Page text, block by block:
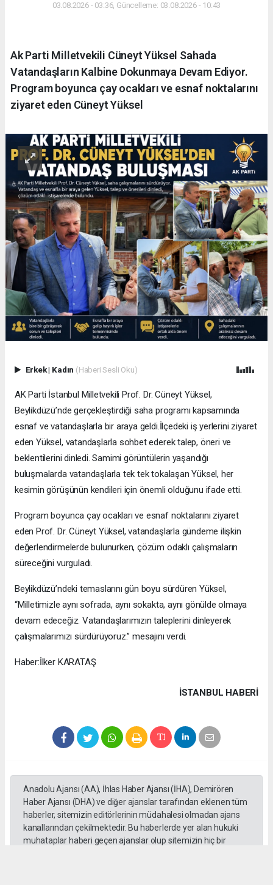
03.08.2026 - 03:36, Güncelleme: 03.08.2026 - 10:43
Ak Parti Milletvekili Cüneyt Yüksel Sahada
Vatandaşların Kalbine Dokunmaya Devam Ediyor.
Program boyunca çay ocakları ve esnaf noktalarını
ziyaret eden Cüneyt Yüksel
Erkek| Kadın (Haberi Sesli Oku)
AK Parti İstanbul Milletvekili Prof. Dr. Cüneyt Yüksel,
Beylikdüzü’nde gerçekleştirdiği saha programı kapsamında
esnaf ve vatandaşlarla bir araya geldi.İlçedeki iş yerlerini ziyaret
eden Yüksel, vatandaşlarla sohbet ederek talep, öneri ve
beklentilerini dinledi. Samimi görüntülerin yaşandığı
buluşmalarda vatandaşlarla tek tek tokalaşan Yüksel, her
kesimin görüşünün kendileri için önemli olduğunu ifade etti.
Program boyunca çay ocakları ve esnaf noktalarını ziyaret
eden Prof. Dr. Cüneyt Yüksel, vatandaşlarla gündeme ilişkin
değerlendirmelerde bulunurken, çözüm odaklı çalışmaların
süreceğini vurguladı.
Beylikdüzü’ndeki temaslarını gün boyu sürdüren Yüksel,
“Milletimizle aynı sofrada, aynı sokakta, aynı gönülde olmaya
devam edeceğiz. Vatandaşlarımızın taleplerini dinleyerek
çalışmalarımızı sürdürüyoruz.” mesajını verdi.
Haber:İlker KARATAŞ
İSTANBUL HABERİ
Anadolu Ajansı (AA), İhlas Haber Ajansı (İHA), Demirören
Haber Ajansı (DHA) ve diğer ajanslar tarafından eklenen tüm
haberler, sitemizin editörlerinin müdahalesi olmadan ajans
kanallarından çekilmektedir. Bu haberlerde yer alan hukuki
muhataplar haberi geçen ajanslar olup sitemizin hiç bir